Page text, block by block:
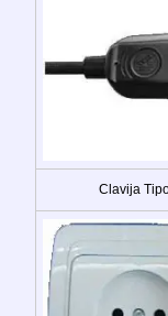
Clavija